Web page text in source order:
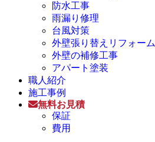
防水工事
雨漏り修理
台風対策
外壁張り替えリフォーム
外壁の補修工事
アパート塗装
職人紹介
施工事例
無料お見積
保証
費用